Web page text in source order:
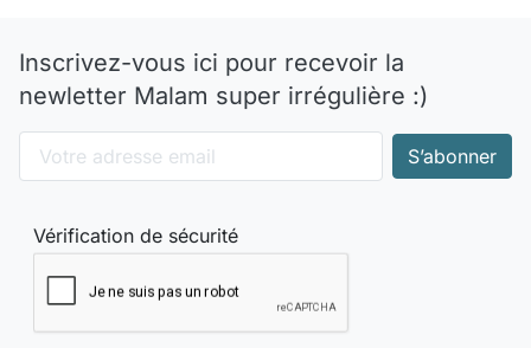
Inscrivez-vous ici pour recevoir la
newletter Malam super irrégulière :)
Vérification de sécurité